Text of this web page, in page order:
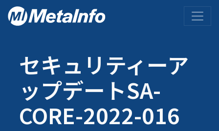
セキュリティーア
ップデートSA-
CORE-2022-016